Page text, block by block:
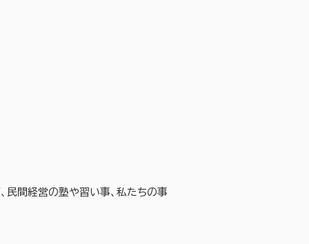
民間経営の塾や習い事、私たちの事